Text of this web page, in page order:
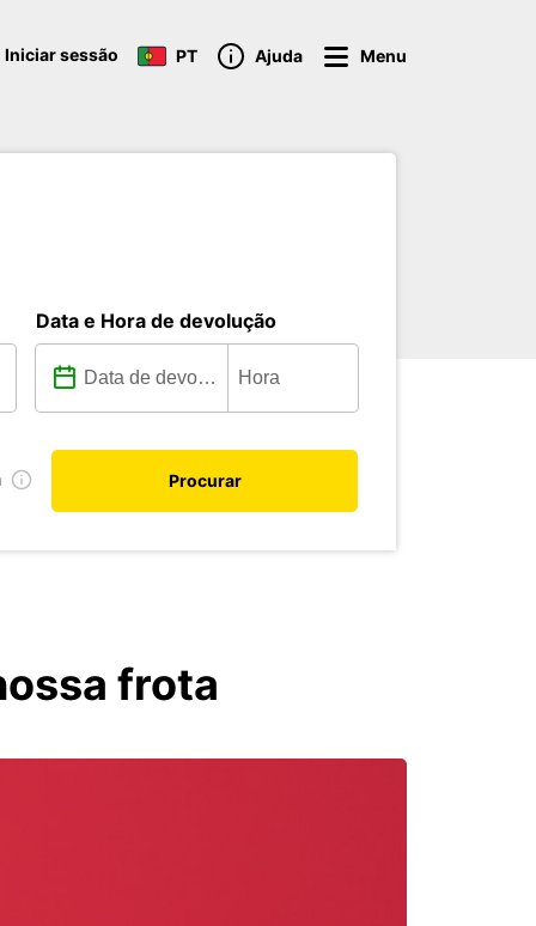
Iniciar sessão PT Ajuda Menu
Data e Hora de devolução
Procurar
frota